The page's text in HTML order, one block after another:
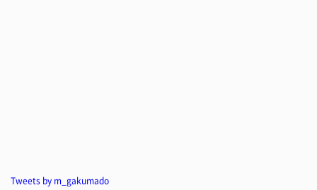
Tweets by m_gakumado